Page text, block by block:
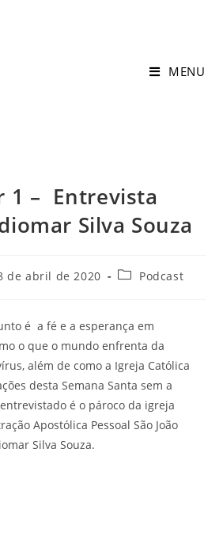
MENU
1 – Entrevista
Silva Souza
de abril de 2020 Podcast
é a fé e a esperança em
o que o mundo enfrenta da
além de como a Igreja Católica
desta Semana Santa sem a
é o pároco da igreja
Apostólica Pessoal São João
Silva Souza.